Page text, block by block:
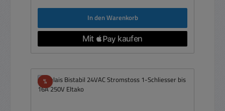
In den Warenkorb
%Rabatt